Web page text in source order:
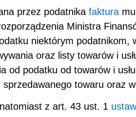
przez podatnika faktura
Ministra
niektórym podatnikom,
oraz listy towarów i
od podatku od towarów i
sprzedawanego towaru oraz
z art. 43 ust. 1